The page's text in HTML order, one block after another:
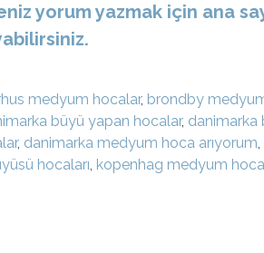
yorum yazmak için ana
medyum hocalar, brondby
büyü yapan hocalar, danimarka
, danimarka medyum hoca arıyorum,
hocaları, kopenhag medyum